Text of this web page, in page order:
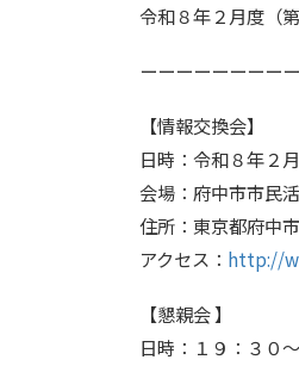
令和８年２月度（
ーーーーーーーー
【情報交換会】
日時：令和８年２
会場：府中市市民
住所：東京都府中
アクセス： http://
【懇親会 】
日時：１９：３０～